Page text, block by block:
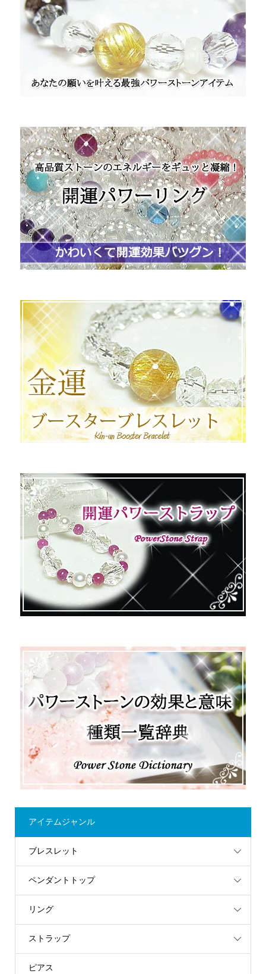
アイテムジャンル
ブレスレット
ペンダントトップ
リング
ストラップ
ピアス